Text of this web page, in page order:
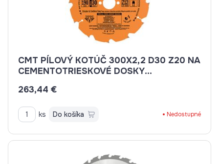
CMT PÍLOVÝ KOTÚČ 300X2,2 D30 Z20 NA
CEMENTOTRIESKOVÉ DOSKY
263,44 €
ks Do košíka Nedostupné